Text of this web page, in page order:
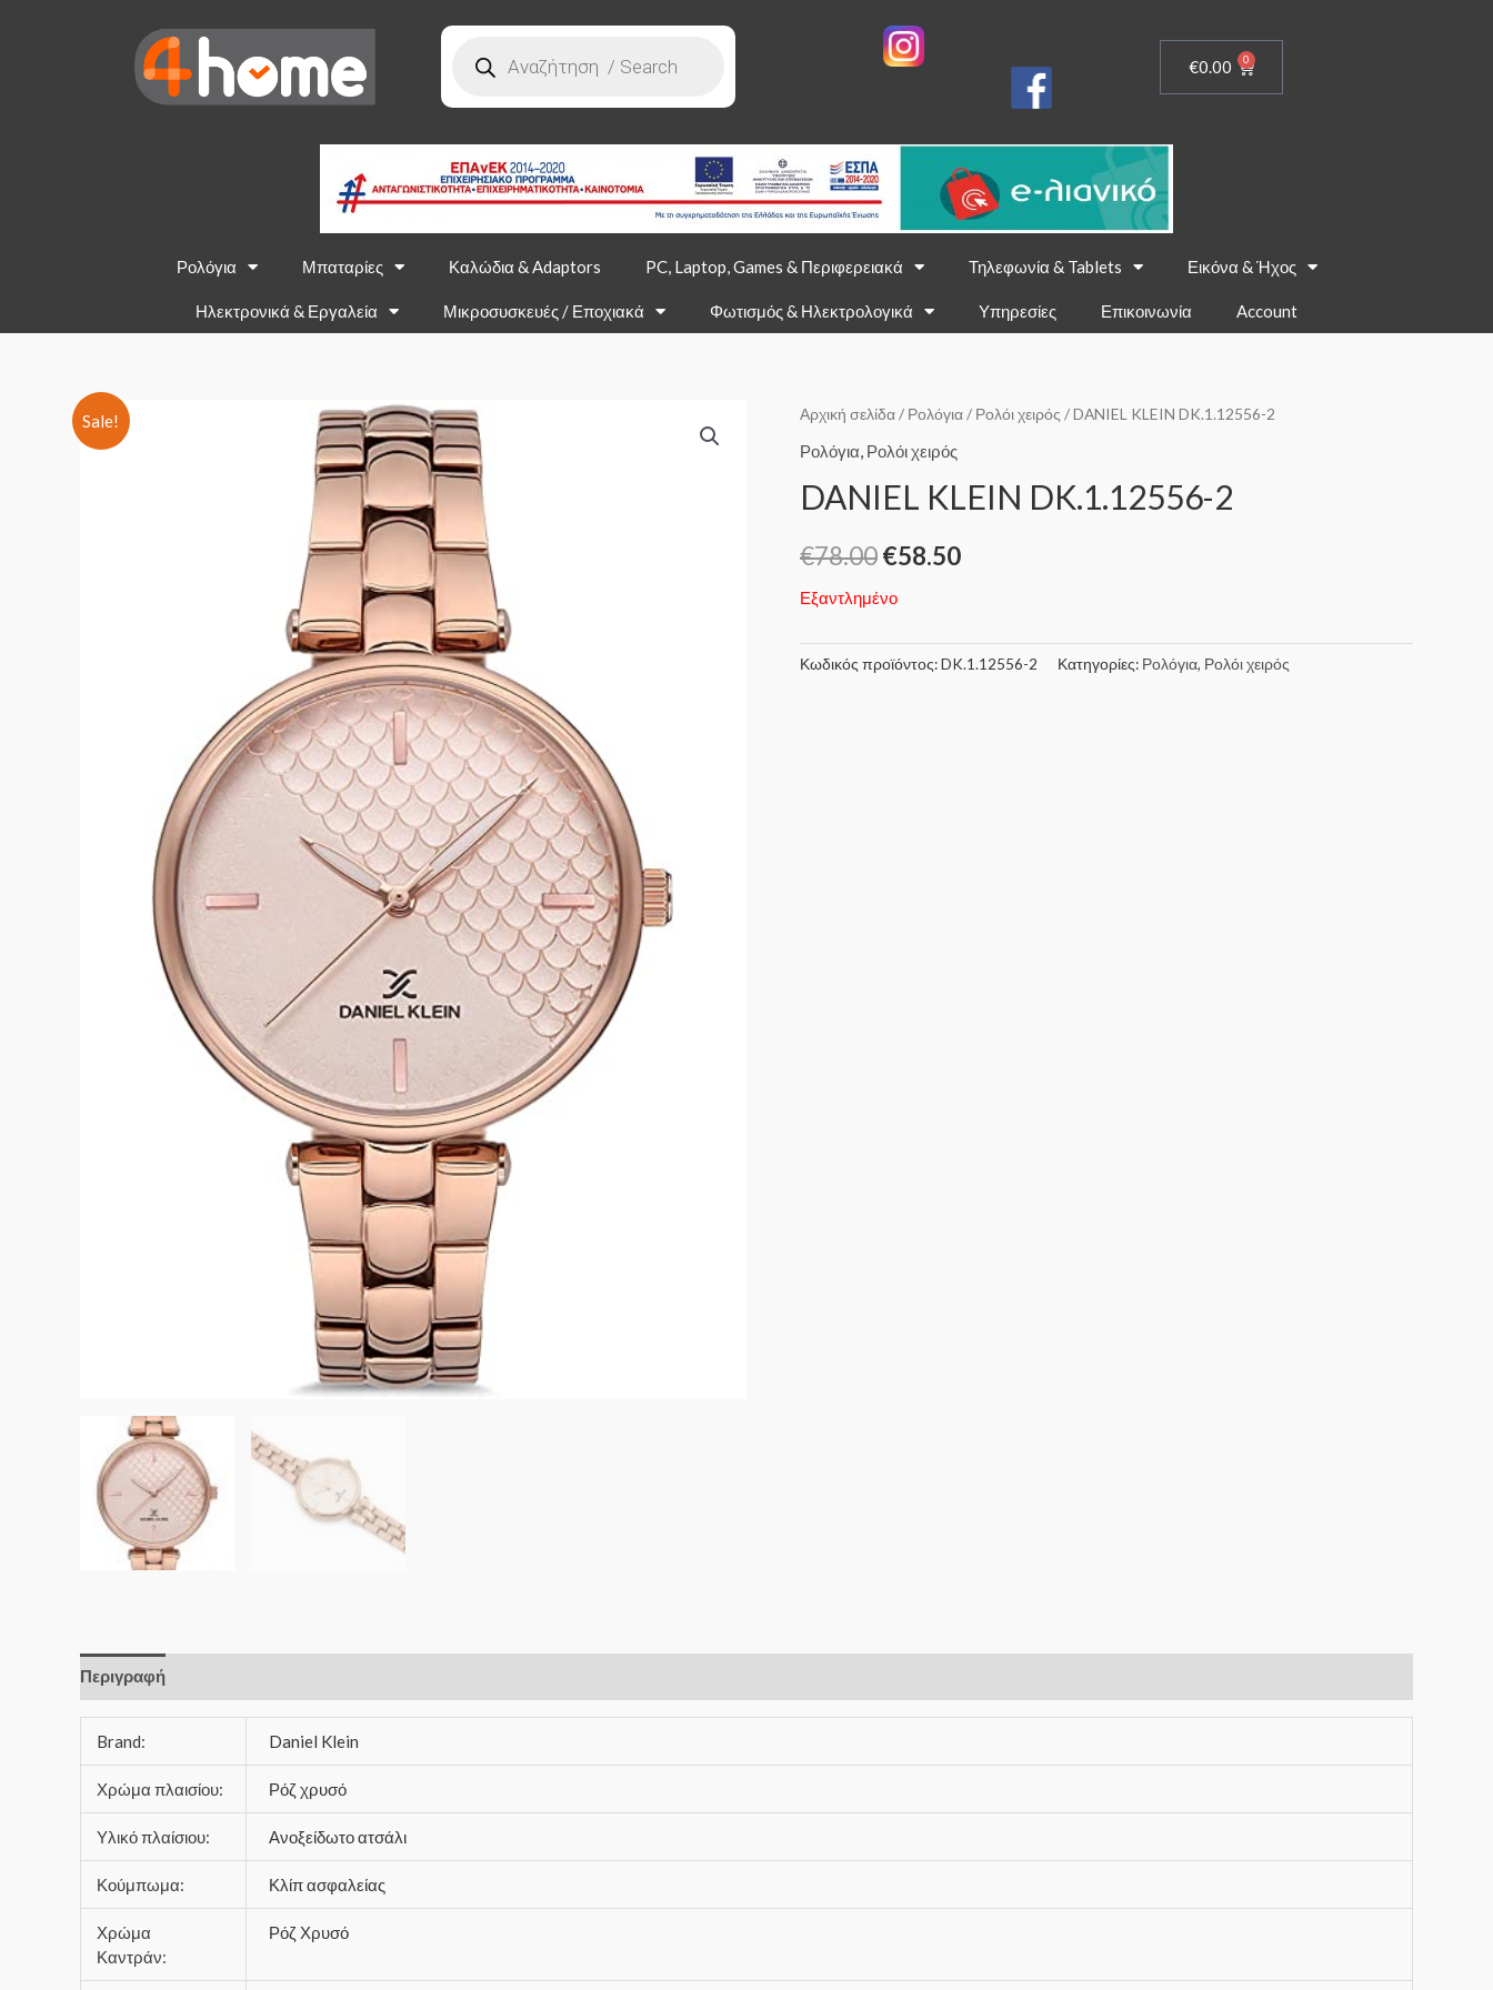
€0.00 0
Ρολόγια Μπαταρίες Καλώδια & Adaptors PC, Laptop, Games & Περιφερειακά Τηλεφωνία & Tablets Εικόνα & Ήχος
Ηλεκτρονικά & Εργαλεία Μικροσυσκευές / Εποχιακά Φωτισμός & Ηλεκτρολογικά Υπηρεσίες Επικοινωνία Account
Sale! Αρχική σελίδα/ Ρολόγια/ Ρολόι χειρός / DANIEL KLEIN DK.1.12556-2
Ρολόγια, Ρολόι χειρός
DANIEL KLEIN DK.1.12556-2
€78.00€58.50
Εξαντλημένο
Κωδικός προϊόντος:DK.1.12556-2 Κατηγορίες: Ρολόγια, Ρολόι χειρός
Περιγραφή
Brand: Daniel Klein
Χρώμα πλαισίου: Ρόζ χρυσό
Υλικό πλαίσιου: Ανοξείδωτο ατσάλι
Κούμπωμα: Κλίπ ασφαλείας
Χρώμα
Καντράν:
Ρόζ Χρυσό